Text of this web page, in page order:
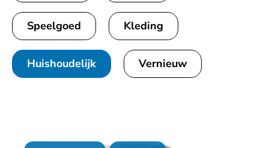
Speelgoed Kleding
Huishoudelijk Vernieuw